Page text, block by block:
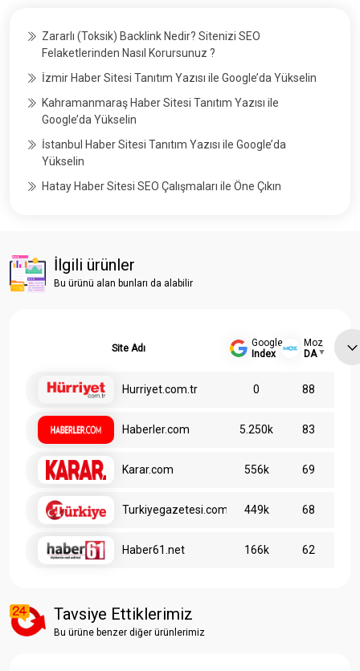
Zararlı (Toksik) Backlink Nedir? Sitenizi SEO
Felaketlerinden Nasıl Korursunuz ?
İzmir Haber Sitesi Tanıtım Yazısı ile Google’da Yükselin
Kahramanmaraş Haber Sitesi Tanıtım Yazısı ile
Google’da Yükselin
İstanbul Haber Sitesi Tanıtım Yazısı ile Google’da
Yükselin
Hatay Haber Sitesi SEO Çalışmaları ile Öne Çıkın
İlgili ürünler
Bu ürünü alan bunları da alabilir
Site Adı
Google
Index
Moz
DA
Hurriyet.com.tr 0 88
Haberler.com 5.250k 83
Karar.com 556k 69
Turkiyegazetesi.com.tr 449k 68
Haber61.net 166k 62
Tavsiye Ettiklerimiz
Bu ürüne benzer diğer ürünlerimiz